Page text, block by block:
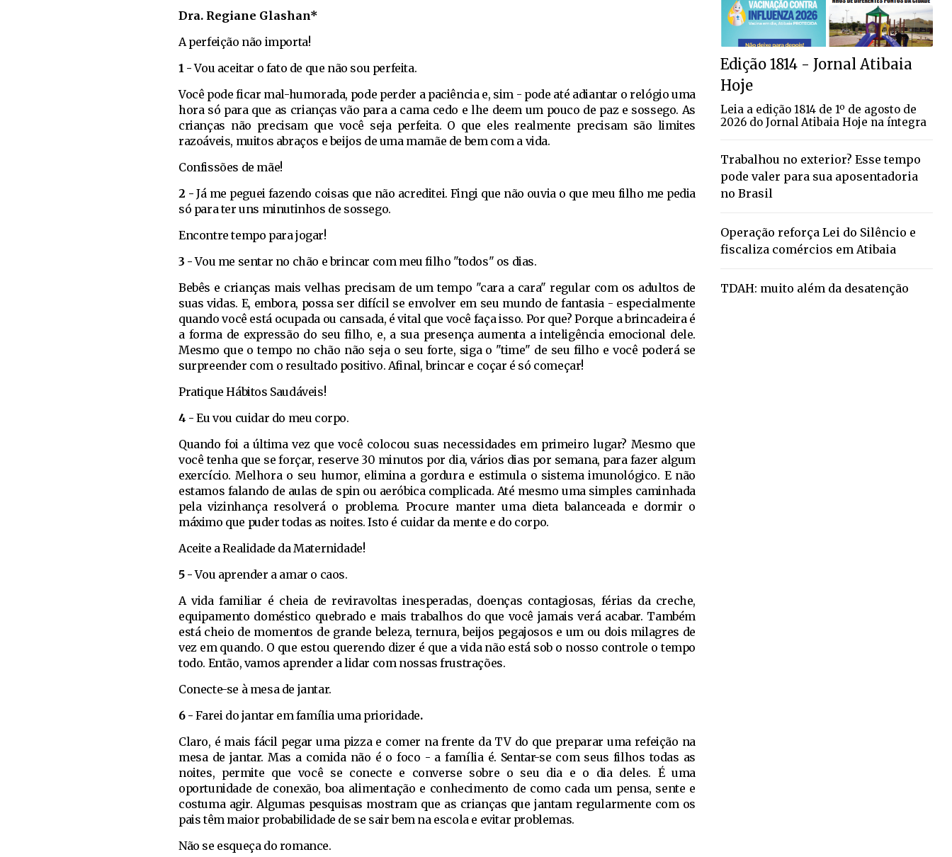
Dra. Regiane Glashan*
A perfeição não importa!
1 -Vou aceitar o fato de que não sou perfeita.
Você pode ficar mal-humorada, pode perder a paciência e, sim - pode até adiantar o relógio uma
hora só para que as crianças vão para a cama cedo e lhe deem um pouco de paz e sossego. As
crianças não precisam que você seja perfeita. O que eles realmente precisam são limites
razoáveis, muitos abraços e beijos de uma mamãe de bem com a vida.
Confissões de mãe!
2 -Já me peguei fazendo coisas que não acreditei. Fingi que não ouvia o que meu filho me pedia
só para ter uns minutinhos de sossego.
Encontre tempo para jogar!
3 -Vou me sentar no chão e brincar com meu filho "todos" os dias.
Bebês e crianças mais velhas precisam de um tempo "cara a cara" regular com os adultos de
suas vidas. E, embora, possa ser difícil se envolver em seu mundo de fantasia - especialmente
quando você está ocupada ou cansada, é vital que você faça isso. Por que? Porque a brincadeira é
a forma de expressão do seu filho, e, a sua presença aumenta a inteligência emocional dele.
Mesmo que o tempo no chão não seja o seu forte, siga o "time" de seu filho e você poderá se
surpreender com o resultado positivo. Afinal, brincar e coçar é só começar!
Pratique Hábitos Saudáveis!
4 -Eu vou cuidar do meu corpo.
Quando foi a última vez que você colocou suas necessidades em primeiro lugar? Mesmo que
você tenha que se forçar, reserve 30 minutos por dia, vários dias por semana, para fazer algum
exercício. Melhora o seu humor, elimina a gordura e estimula o sistema imunológico. E não
estamos falando de aulas de spin ou aeróbica complicada. Até mesmo uma simples caminhada
pela vizinhança resolverá o problema. Procure manter uma dieta balanceada e dormir o
máximo que puder todas as noites. Isto é cuidar da mente e do corpo.
Aceite a Realidade da Maternidade!
5 -Vou aprender a amar o caos.
A vida familiar é cheia de reviravoltas inesperadas, doenças contagiosas, férias da creche,
equipamento doméstico quebrado e mais trabalhos do que você jamais verá acabar. Também
está cheio de momentos de grande beleza, ternura, beijos pegajosos e um ou dois milagres de
vez em quando. O que estou querendo dizer é que a vida não está sob o nosso controle o tempo
todo. Então, vamos aprender a lidar com nossas frustrações.
Conecte-se à mesa de jantar.
6 -Farei do jantar em família uma prioridade.
Claro, é mais fácil pegar uma pizza e comer na frente da TV do que preparar uma refeição na
mesa de jantar. Mas a comida não é o foco - a família é. Sentar-se com seus filhos todas as
noites, permite que você se conecte e converse sobre o seu dia e o dia deles. É uma
oportunidade de conexão, boa alimentação e conhecimento de como cada um pensa, sente e
costuma agir. Algumas pesquisas mostram que as crianças que jantam regularmente com os
pais têm maior probabilidade de se sair bem na escola e evitar problemas.
Não se esqueça do romance.
Edição 1814 - Jornal Atibaia
Hoje
Leia a edição 1814 de 1º de agosto de
2026 do Jornal Atibaia Hoje na íntegra
Trabalhou no exterior? Esse tempo
pode valer para sua aposentadoria
no Brasil
Operação reforça Lei do Silêncio e
fiscaliza comércios em Atibaia
TDAH: muito além da desatenção